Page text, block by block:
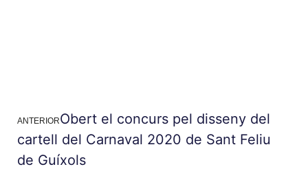
ANTERIORObert el concurs pel disseny del
cartell del Carnaval 2020 de Sant Feliu
de Guíxols